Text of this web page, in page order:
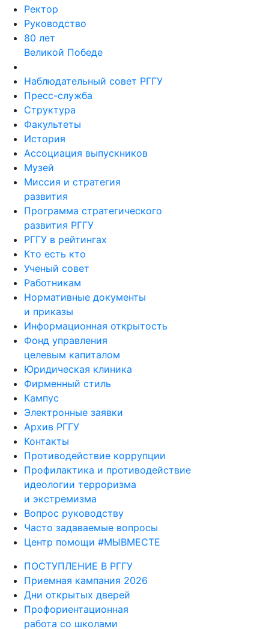
Ректор
Руководство
80 лет
Великой Победе
Наблюдательный совет РГГУ
Пресс-служба
Структура
Факультеты
История
Ассоциация выпускников
Музей
Миссия и стратегия
развития
Программа стратегического
развития РГГУ
РГГУ в рейтингах
Кто есть кто
Ученый совет
Работникам
Нормативные документы
и приказы
Информационная открытость
Фонд управления
целевым капиталом
Юридическая клиника
Фирменный стиль
Кампус
Электронные заявки
Архив РГГУ
Контакты
Противодействие коррупции
Профилактика и противодействие
идеологии терроризма
и экстремизма
Вопрос руководству
Часто задаваемые вопросы
Центр помощи #МЫВМЕСТЕ
ПОСТУПЛЕНИЕ В РГГУ
Приемная кампания 2026
Дни открытых дверей
Профориентационная
работа со школами